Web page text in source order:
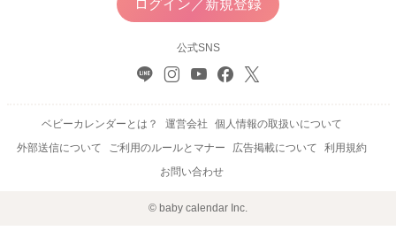
ログイン／新規登録
公式SNS
ベビーカレンダーとは？ 運営会社
個人情報の取扱いについて
外部送信について
ご利用のルールとマナー 広告掲載について
利用規約
お問い合わせ
© baby calendar Inc.